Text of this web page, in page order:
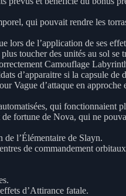
qui pouvait rendre les
lors de l’application de ses
toucher des unités au sol se
Camouflage
d’apparaitre si la capsule de
Vague d’attaque en approche
qui fonctionnaient
fortune de Nova, qui ne
l’Élémentaire de Slayn.
de commandement
d’Attirance fatale.